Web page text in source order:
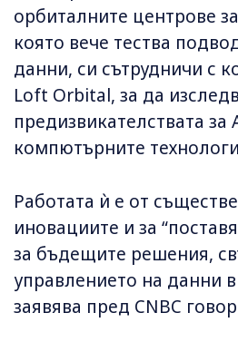
орбиталните центрове
която вече тества
данни, си сътрудничи с
Loft Orbital, за да
предизвикателствата за
компютърните
Работата ѝ е от
иновациите и за
за бъдещите решения,
управлението на данни
заявява пред CNBC